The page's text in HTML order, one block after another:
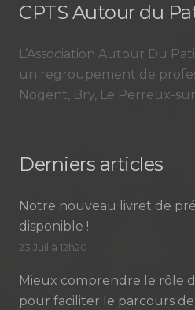
CPTS Autour du
L’Association Autour Du
un regroupement de
Nogent, Bry, Le Perreux-
Derniers articles
Notre nouveau livret de
disponible !
23 Juil à 12h20
Mieux comprendre le rôle
pour faciliter le parcours de